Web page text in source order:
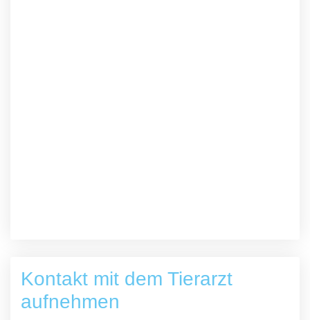
Kontakt mit dem Tierarzt
aufnehmen